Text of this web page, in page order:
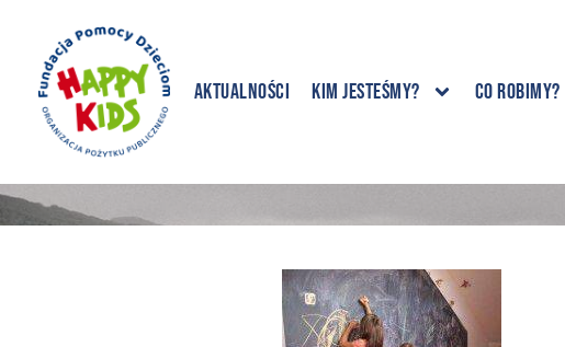
Aktualności Kim jesteśmy? Co robimy?